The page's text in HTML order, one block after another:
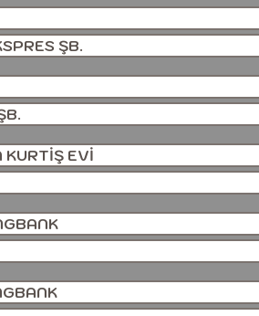
ŞB.
EVİ